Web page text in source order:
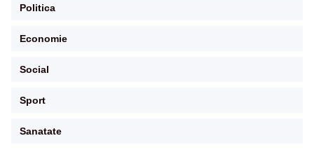
Politica
Economie
Social
Sport
Sanatate